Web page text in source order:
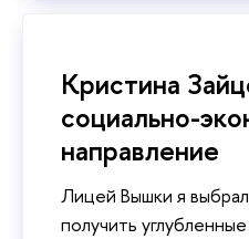
Кристина
социально-
направление
Лицей Вышки я
получить